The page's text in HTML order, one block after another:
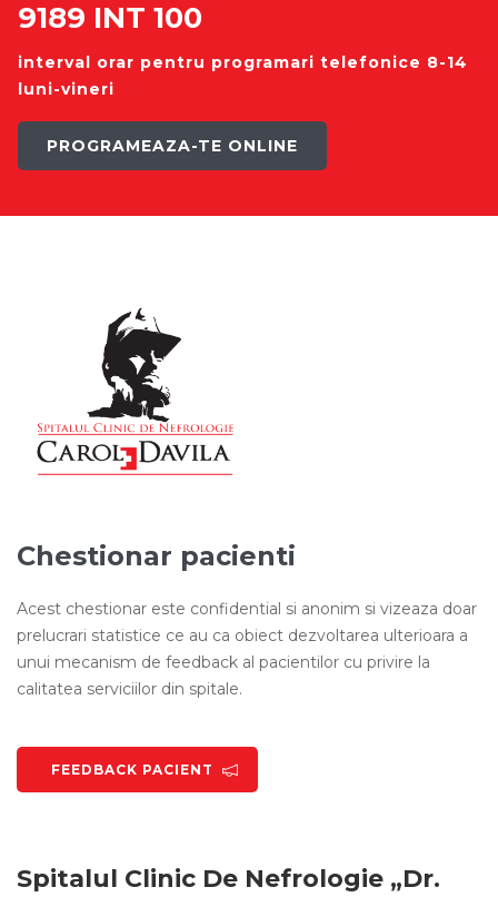
9189 INT 100
interval orar pentru programari telefonice 8-14
luni-vineri
PROGRAMEAZA-TE ONLINE
Chestionar pacienti
Acest chestionar este confidential si anonim si vizeaza doar
prelucrari statistice ce au ca obiect dezvoltarea ulterioara a
unui mecanism de feedback al pacientilor cu privire la
calitatea serviciilor din spitale.
FEEDBACK PACIENT
Spitalul Clinic De Nefrologie „Dr.